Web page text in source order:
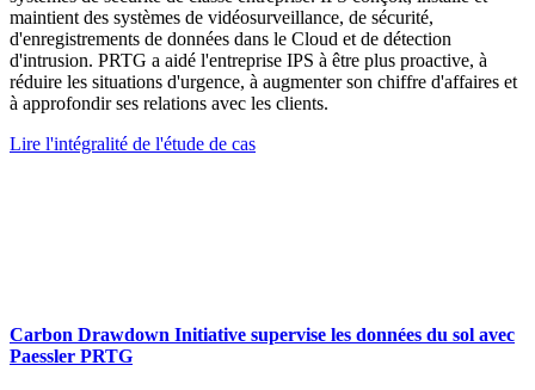
maintient des systèmes de vidéosurveillance, de sécurité,
d'enregistrements de données dans le Cloud et de détection
d'intrusion. PRTG a aidé l'entreprise IPS à être plus proactive, à
réduire les situations d'urgence, à augmenter son chiffre d'affaires et
à approfondir ses relations avec les clients.
Lire l'intégralité de l'étude de cas
Carbon Drawdown Initiative supervise les données du sol avec
Paessler PRTG